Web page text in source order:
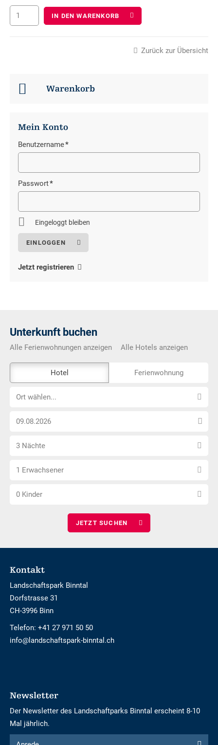
IN DEN WARENKORB
Zurück zur Übersicht
Warenkorb
Mein Konto
Benutzername*
Pflichtfeld
Passwort*
Pflichtfeld
Eingeloggt bleiben
Jetzt registrieren
Unterkunft buchen
Alle Ferienwohnungen anzeigen Alle Hotels anzeigen
Externe-
Buchungstool
nicht
Hotel Ferienwohnung
OrtOrt wählen...
Anreise
wählen
Anzahl
wählen
3 Nächte
Anzahl
wählen
1 Erwachsener
Anzahl
0 Kinder
Footer
Kontakt
Landschaftspark Binntal
Dorfstrasse 31
CH-3996 Binn
Telefon: +41 27 971 50 50
info@landschaftspark-binntal.ch
Newsletter
Der Newsletter des Landschaftparks Binntal erscheint 8-10
Mal jährlich.
Formular
Anrede